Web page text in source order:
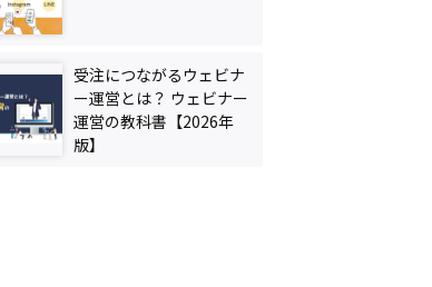
受注につながるウェビナ
ー運営とは？ ウェビナー
運営の教科書【2026年
版】